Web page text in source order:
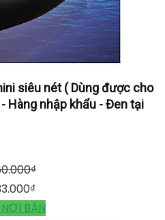
siêu nét ( Dùng được cho
Hàng nhập khẩu - Đen tại
₫
₫
BÁN